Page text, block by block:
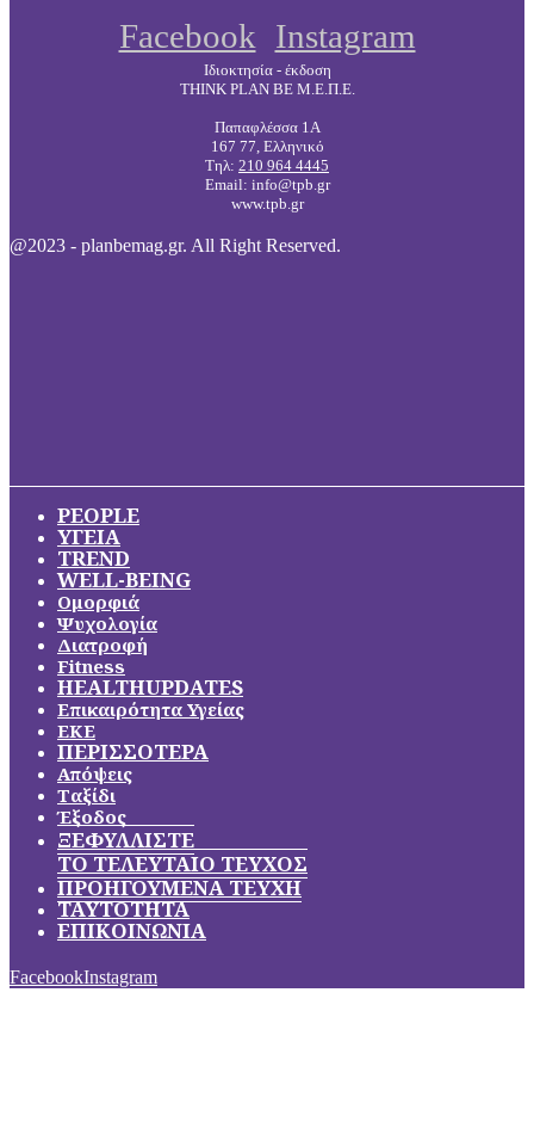
Facebook Instagram
Ιδιοκτησία - έκδοση
THINK PLAN BE Μ.Ε.Π.Ε.
Παπαφλέσσα 1Α
167 77, Ελληνικό
Τηλ: 210 964 4445
Email: info@tpb.gr
www.tpb.gr
@2023 - planbemag.gr. All Right Reserved.
PEOPLE
ΥΓΕΙΑ
TREND
WELL-BEING
Ομορφιά
Ψυχολογία
Διατροφή
Fitness
HEALTHUPDATES
Επικαιρότητα Υγείας
ΕΚΕ
ΠΕΡΙΣΣΟΤΕΡΑ
Απόψεις
Ταξίδι
Έξοδος
ΞΕΦΥΛΛΙΣΤΕ
ΤΟ ΤΕΛΕΥΤΑΙΟ ΤΕΥΧΟΣ
ΠΡΟΗΓΟΥΜΕΝΑ ΤΕΥΧΗ
ΤΑΥΤΟΤΗΤΑ
ΕΠΙΚΟΙΝΩΝΙΑ
FacebookInstagram